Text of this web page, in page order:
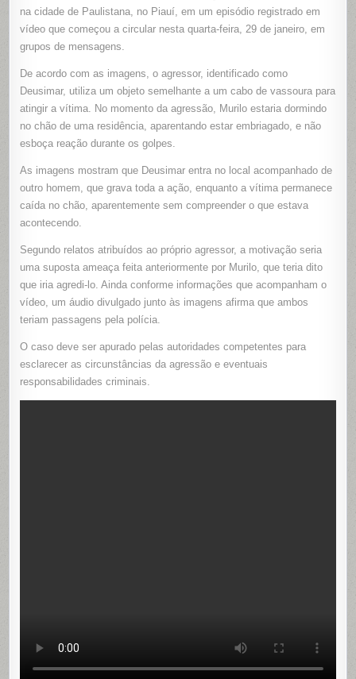
COM
CABO
DE
EM
(PI)
na cidade de Paulistana, no Piauí, em um episódio registrado em
vídeo que começou a circular nesta quarta-feira, 29 de janeiro, em
grupos de mensagens.
De acordo com as imagens, o agressor, identificado como
Deusimar, utiliza um objeto semelhante a um cabo de vassoura para
atingir a vítima. No momento da agressão, Murilo estaria dormindo
no chão de uma residência, aparentando estar embriagado, e não
esboça reação durante os golpes.
As imagens mostram que Deusimar entra no local acompanhado de
outro homem, que grava toda a ação, enquanto a vítima permanece
caída no chão, aparentemente sem compreender o que estava
acontecendo.
Segundo relatos atribuídos ao próprio agressor, a motivação seria
uma suposta ameaça feita anteriormente por Murilo, que teria dito
que iria agredi-lo. Ainda conforme informações que acompanham o
vídeo, um áudio divulgado junto às imagens afirma que ambos
teriam passagens pela polícia.
O caso deve ser apurado pelas autoridades competentes para
esclarecer as circunstâncias da agressão e eventuais
responsabilidades criminais.